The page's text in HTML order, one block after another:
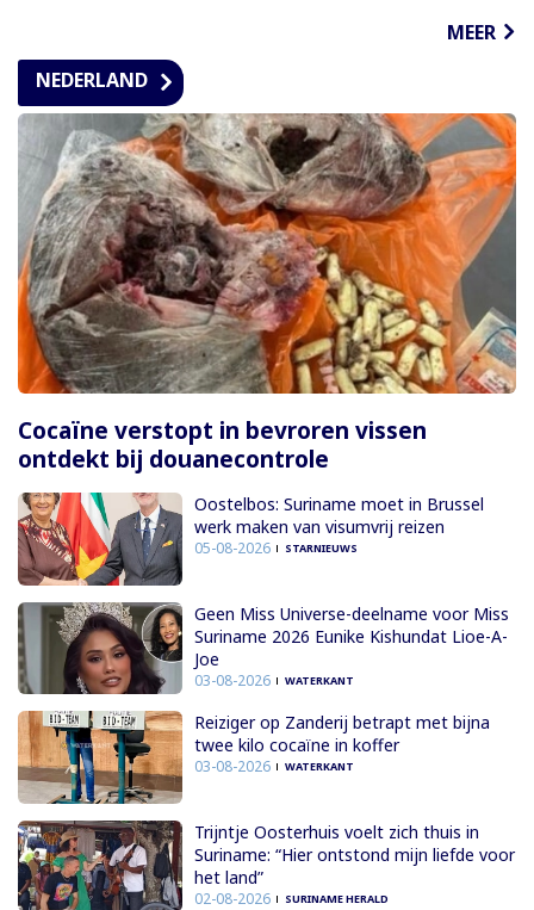
MEER
NEDERLAND
Cocaïne verstopt in bevroren vissen
ontdekt bij douanecontrole
Oostelbos: Suriname moet in Brussel
werk maken van visumvrij reizen
05-08-2026 STARNIEUWS
Geen Miss Universe-deelname voor Miss
Suriname 2026 Eunike Kishundat Lioe-A-
Joe
03-08-2026 WATERKANT
Reiziger op Zanderij betrapt met bijna
twee kilo cocaïne in koffer
03-08-2026 WATERKANT
Trijntje Oosterhuis voelt zich thuis in
Suriname: “Hier ontstond mijn liefde voor
het land”
02-08-2026 SURINAME HERALD